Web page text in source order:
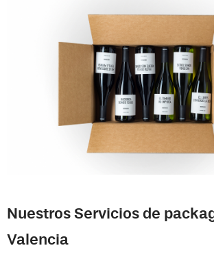
Nuestros Servicios de
Valencia